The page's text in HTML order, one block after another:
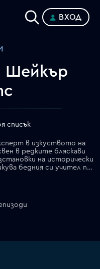
ВХОД
Шейкър
списък
в изкуството на
в редките бляскави
на исторически
битки или когато яростно критикува бедния си учител по история. Кели се задушава от живота с майка си, която не притежава достатъчно качества, за да бъде добра домакиня, и баща си _ възстановяващ се наркоман, който от време на време кани местните бездомници да спят на дивана у тях. Когато Кели влиза в полезрението на училищния побойник, неговия богат приятел Барт му помага да организира мащабна контраофанзива. Но нещата се влошават, когато Кели развива неуместно и упорито увлечение към учещата в Йейл сестра на Барт _ Таби.